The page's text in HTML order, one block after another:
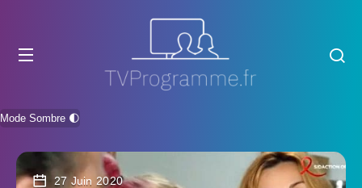
Mode Sombre 🌓
27 Juin 2020